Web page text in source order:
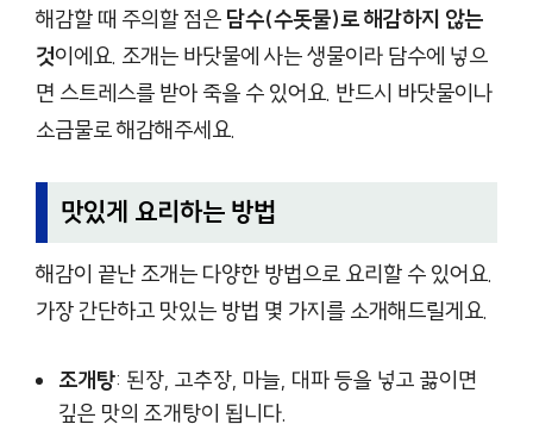
해감할 때 주의할 점은 담수(수돗물)로 해감하지 않는
것이에요. 조개는 바닷물에 사는 생물이라 담수에 넣으
면 스트레스를 받아 죽을 수 있어요. 반드시 바닷물이나
소금물로 해감해주세요.
맛있게 요리하는 방법
해감이 끝난 조개는 다양한 방법으로 요리할 수 있어요.
가장 간단하고 맛있는 방법 몇 가지를 소개해드릴게요.
조개탕: 된장, 고추장, 마늘, 대파 등을 넣고 끓이면
깊은 맛의 조개탕이 됩니다.